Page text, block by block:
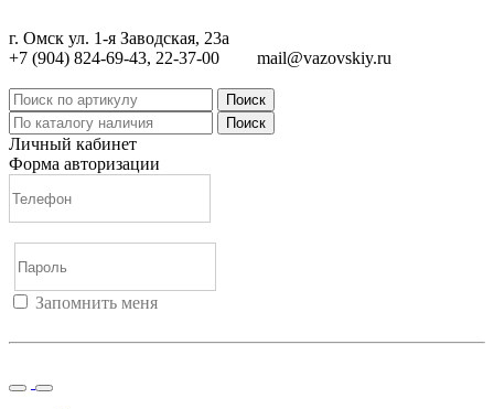
г. Омск ул. 1-я Заводская, 23а
+7 (904) 824-69-43, 22-37-00
mail@vazovskiy.ru
Поиск
Поиск
Личный кабинет
Форма авторизации
Запомнить меня